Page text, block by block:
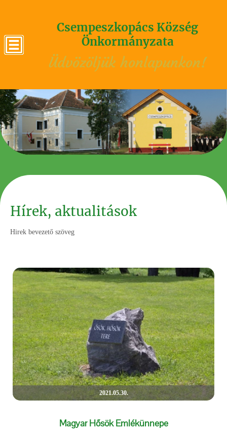
Csempeszkopács Község
Önkormányzata
Üdvözöljük honlapunkon!
Hírek, aktualitások
Hirek bevezető szöveg
2021.05.30.
Magyar Hősök Emlékünnepe